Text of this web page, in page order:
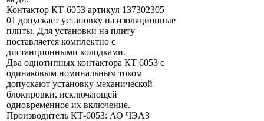
Контактор КТ-6053 артикул 137302305
01 допускает установку на изоляционные
плиты. Для установки на плиту
поставляется комплектно с
дистанционными колодками.
Два однотипных контактора КТ 6053 с
одинаковым номинальным током
допускают установку механической
блокировки, исключающей
одновременное их включение.
Производитель КТ-6053: АО ЧЭАЗ